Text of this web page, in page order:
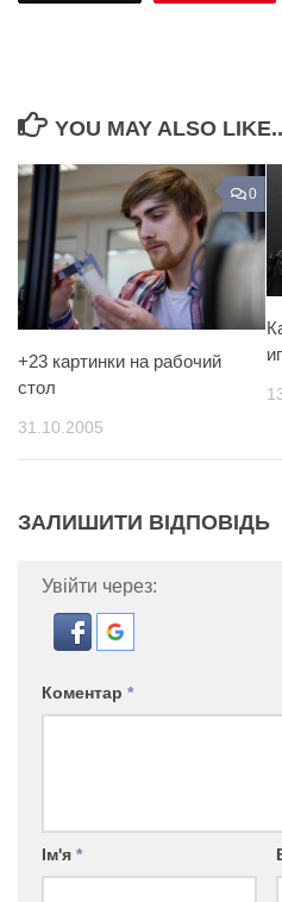
YOU MAY ALSO
0
+23 картинки на рабочий
стол
31.10.2005
ЗАЛИШИТИ ВІДПОВІДЬ
Увійти через:
Коментар *
Ім'я *